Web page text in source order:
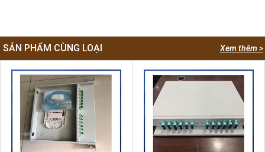
Xem thêm >
SẢN PHẨM CÙNG LOẠI